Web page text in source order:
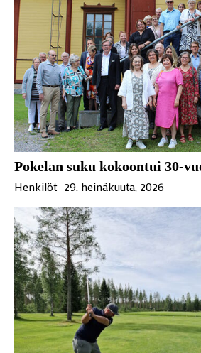
Pokelan suku kokoontui 30-
Henkilöt 29. heinäkuuta, 2026